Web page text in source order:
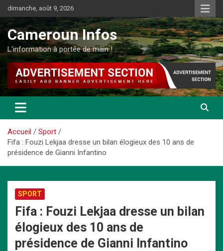
Aller
au
contenu
dimanche, août 9, 2026
Cameroun Infos
L'information à portée de main !
Accueil
Sport
Fifa : Fouzi Lekjaa dresse un bilan élogieux des 10 ans de
présidence de Gianni Infantino
SPORT
Fifa : Fouzi Lekjaa dresse un bilan
élogieux des 10 ans de
présidence de Gianni Infantino